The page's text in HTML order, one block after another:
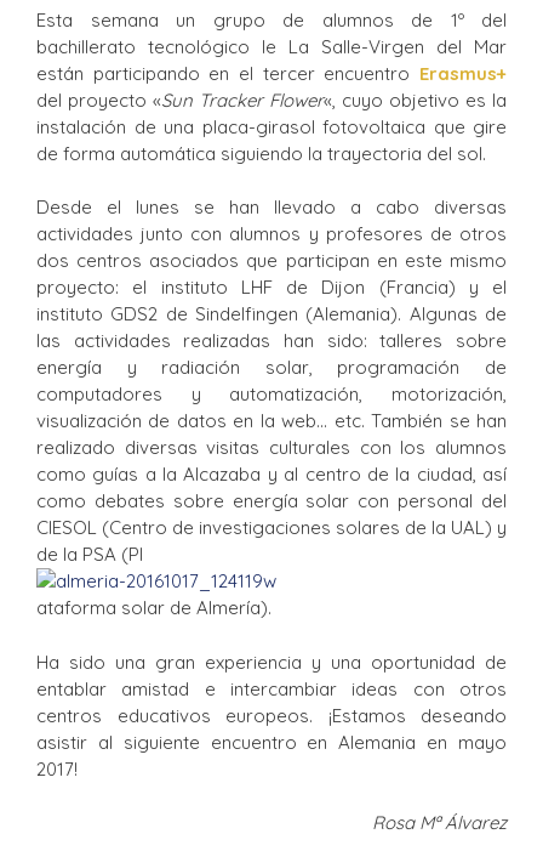
Esta semana un grupo de alumnos de 1º del
bachillerato tecnológico le La Salle-Virgen del Mar
están participando en el tercer encuentro Erasmus+
del proyecto «Sun Tracker Flower«, cuyo objetivo es la
instalación de una placa-girasol fotovoltaica que gire
de forma automática siguiendo la trayectoria del sol.
Desde el lunes se han llevado a cabo diversas
actividades junto con alumnos y profesores de otros
dos centros asociados que participan en este mismo
proyecto: el instituto LHF de Dijon (Francia) y el
instituto GDS2 de Sindelfingen (Alemania). Algunas de
las actividades realizadas han sido: talleres sobre
energía y radiación solar, programación de
computadores y automatización, motorización,
visualización de datos en la web… etc. También se han
realizado diversas visitas culturales con los alumnos
como guías a la Alcazaba y al centro de la ciudad, así
como debates sobre energía solar con personal del
CIESOL (Centro de investigaciones solares de la UAL) y
de la PSA (Pl
ataforma solar de Almería).
Ha sido una gran experiencia y una oportunidad de
entablar amistad e intercambiar ideas con otros
centros educativos europeos. ¡Estamos deseando
asistir al siguiente encuentro en Alemania en mayo
2017!
Rosa Mª Álvarez